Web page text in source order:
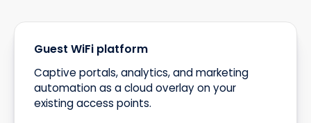
Guest WiFi platform
Captive portals, analytics, and marketing
automation as a cloud overlay on your
existing access points.